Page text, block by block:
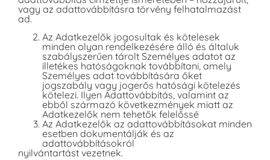
vagy az adattovábbításra törvény felhatalmazást
ad.
Az Adatkezelők jogosultak és kötelesek
minden olyan rendelkezésére álló és általuk
szabályszerűen tárolt Személyes adatot az
illetékes hatóságoknak továbbítani, amely
Személyes adat továbbítására őket
jogszabály vagy jogerős hatósági kötelezés
kötelezi. Ilyen Adattovábbítás, valamint az
ebből származó következmények miatt az
Adatkezelők nem tehetők felelőssé
Az Adatkezelők az adattovábbításokat minden
esetben dokumentálják és az
adattovábbításokról
nyilvántartást vezetnek.